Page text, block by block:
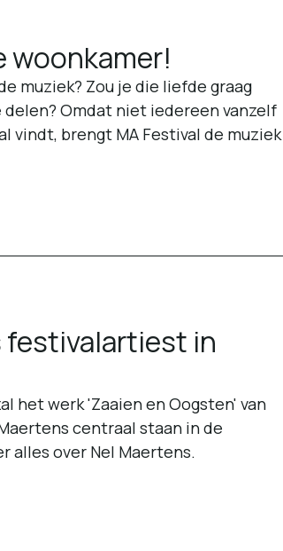
woonkamer!
muziek? Zou je die liefde graag
Omdat niet iedereen vanzelf
vindt, brengt MA Festival de muziek
festivalartiest in
het werk 'Zaaien en Oogsten' van
centraal staan in de
alles over Nel Maertens.